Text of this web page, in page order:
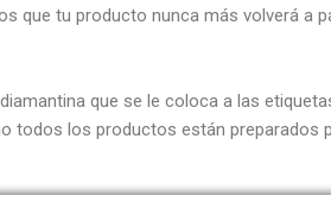
que tu producto nunca más volverá a
que se le coloca a las
todos los productos están preparados